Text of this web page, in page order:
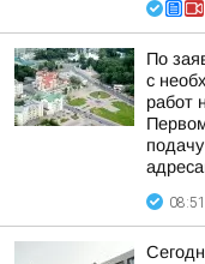
По
с
работ
08:51